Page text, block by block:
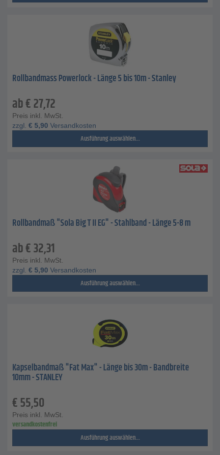
Rollbandmass Powerlock - Länge 5 bis 10m - Stanley
ab€27,72
Preis inkl. MwSt.
zzgl. € 5,90 Versandkosten
Ausführung auswählen...
Rollbandmaß "Sola Big T II EG" - Stahlband - Länge 5-8 m
ab€32,31
Preis inkl. MwSt.
zzgl. € 5,90 Versandkosten
Ausführung auswählen...
Kapselbandmaß "Fat Max" - Länge bis 30m - Bandbreite
10mm - STANLEY
€55,50
Preis inkl. MwSt.
versandkostenfrei
Ausführung auswählen...